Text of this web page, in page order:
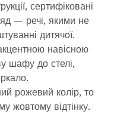
сертифіковані
— речі, якими не
дитячої.
навісною
шафу до стелі,
рожевий колір, то
жовтому відтінку.